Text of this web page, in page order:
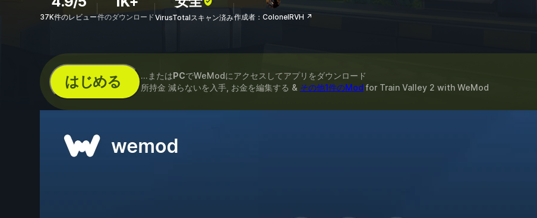
37K件のレビュー件のダウンロードVirusTotalスキャン済み作成者：ColonelRVH ↗
はじめる ...またはPCでWeModにアクセスしてアプリをダウンロード
所持金 減らないを入手, お金を編集する & その他1件のMod for Train Valley 2 with WeMod